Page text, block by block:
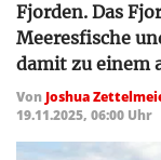
Fjorden. Das
Meeresfische
damit zu einem
Von Joshua
19.11.2025, 06:00 Uhr